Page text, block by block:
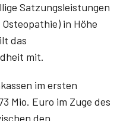
Satzungsleistungen
in Höhe
das
mit.
im ersten
Mio. Euro im Zuge des
den